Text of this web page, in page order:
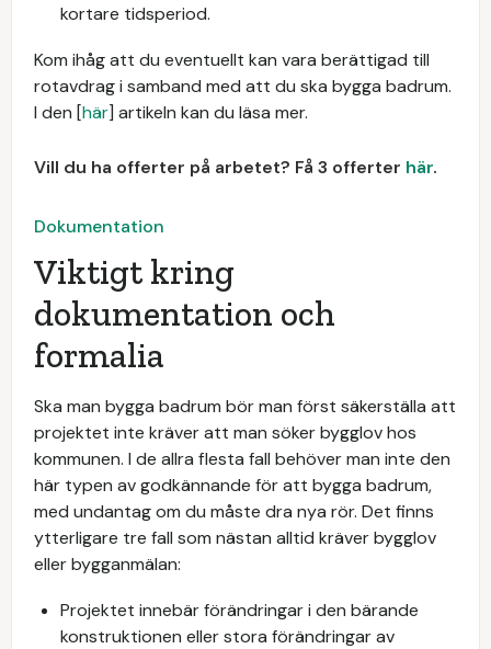
kortare tidsperiod.
Kom ihåg att du eventuellt kan vara berättigad till
rotavdrag i samband med att du ska bygga badrum.
I den [här] artikeln kan du läsa mer.
Vill du ha offerter på arbetet? Få 3 offerter här.
Dokumentation
Viktigt kring
dokumentation och
formalia
Ska man bygga badrum bör man först säkerställa att
projektet inte kräver att man söker bygglov hos
kommunen. I de allra flesta fall behöver man inte den
här typen av godkännande för att bygga badrum,
med undantag om du måste dra nya rör. Det finns
ytterligare tre fall som nästan alltid kräver bygglov
eller bygganmälan:
Projektet innebär förändringar i den bärande
konstruktionen eller stora förändringar av